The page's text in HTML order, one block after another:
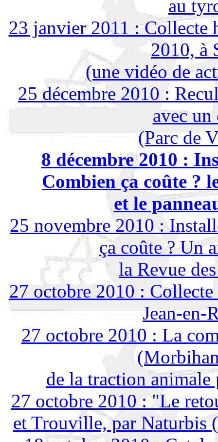
au
23 janvier 2011 : Collecte
2010, à
(une vidéo de
25 décembre 2010 :
avec
(Parc de
8 décembre 2010 :
Combien ça coûte ?
et le
25 novembre 2010 :
ça coûte ? Un
la Revue
27 octobre 2010 :
Jean-en-
27 octobre 2010 : La
de la traction animale
27 octobre 2010 : "Le
et Trouville, par Naturbis